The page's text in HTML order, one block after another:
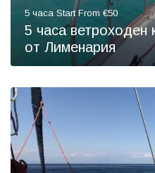
5 часа Start From €50
5 часа
от Лименария